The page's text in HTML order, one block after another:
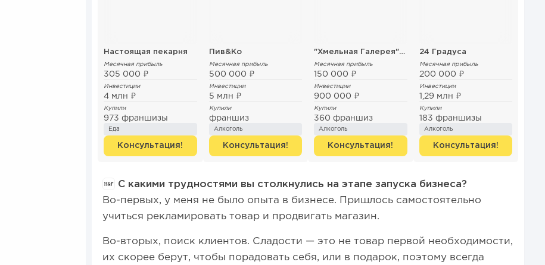
Настоящая пекарня
Месячная прибыль
305 000 ₽
Инвестиции
4 млн ₽
Купили
973 франшизы
Еда
Консультация!
Пив&Ко
Месячная прибыль
500 000 ₽
Инвестиции
5 млн ₽
Купили
франшиз
Алкоголь
Консультация!
"Хмельная Галерея" от ПК Канцлеръ
Месячная прибыль
150 000 ₽
Инвестиции
900 000 ₽
Купили
360 франшиз
Алкоголь
Консультация!
24 Градуса
Месячная прибыль
200 000 ₽
Инвестиции
1,29 млн ₽
Купили
183 франшизы
Алкоголь
Консультация!
С какими трудностями вы столкнулись на этапе запуска бизнеса?
Во-первых, у меня не было опыта в бизнесе. Пришлось самостоятельно
учиться рекламировать товар и продвигать магазин.
Во-вторых, поиск клиентов. Сладости — это не товар первой необходимости,
их скорее берут, чтобы порадовать себя, или в подарок, поэтому всегда